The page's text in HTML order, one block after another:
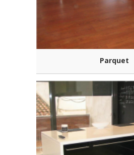
Parquet